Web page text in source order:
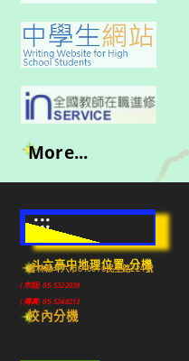
More...
:::
斗六高中地理位置-分機
雲林縣斗六市640010民生路224號
(市話) 05-5322039
(傳真) 05-5348213
校內分機